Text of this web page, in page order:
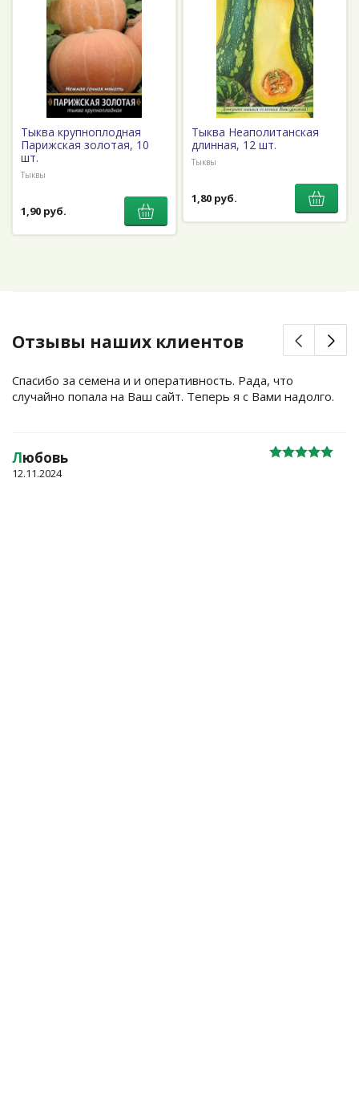
Тыква крупноплодная
Парижская золотая, 10
шт.
Тыквы
1,90 руб.
Тыква Неаполитанская
длинная, 12 шт.
Тыквы
1,80 руб.
Отзывы наших клиентов
Спасибо за семена и и оперативность. Рада, что
случайно попала на Ваш сайт. Теперь я с Вами надолго.
Любовь
12.11.2024